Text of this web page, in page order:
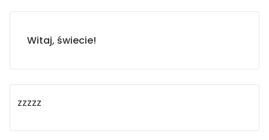
Witaj, świecie!
zzzzz